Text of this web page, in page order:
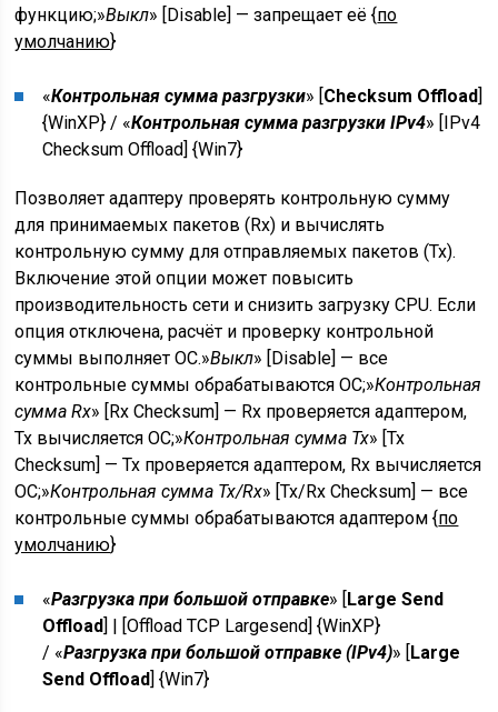
функцию;»Выкл» [Disable] — запрещает её {по
умолчанию}
«Контрольная сумма разгрузки» [Checksum Offload]
{WinXP} / «Контрольная сумма разгрузки IPv4» [IPv4
Checksum Offload] {Win7}
Позволяет адаптеру проверять контрольную сумму
для принимаемых пакетов (Rx) и вычислять
контрольную сумму для отправляемых пакетов (Tx).
Включение этой опции может повысить
производительность сети и снизить загрузку CPU. Если
опция отключена, расчёт и проверку контрольной
суммы выполняет ОС.»Выкл» [Disable] — все
контрольные суммы обрабатываются ОС;»Контрольная
сумма Rx» [Rx Checksum] — Rx проверяется адаптером,
Tx вычисляется ОС;»Контрольная сумма Tx» [Tx
Checksum] — Tx проверяется адаптером, Rx вычисляется
ОС;»Контрольная сумма Tx/Rx» [Tx/Rx Checksum] — все
контрольные суммы обрабатываются адаптером {по
умолчанию}
«Разгрузка при большой отправке» [Large Send
Offload] | [Offload TCP Largesend] {WinXP}
/ «Разгрузка при большой отправке (IPv4)» [Large
Send Offload] {Win7}